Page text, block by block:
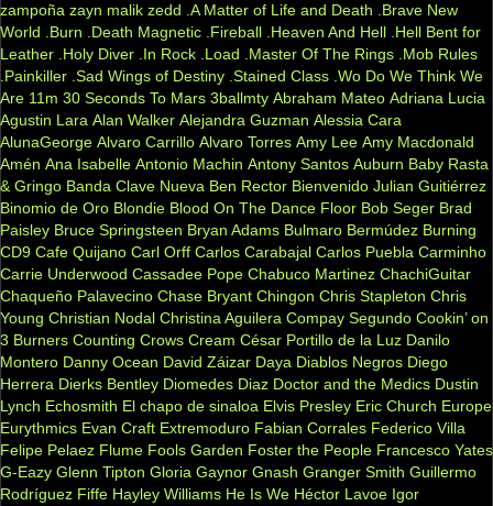
zampoña zayn malik zedd .A Matter of Life and Death
.Brave New
World
.Burn .Death Magnetic .Fireball .Heaven And Hell .Hell Bent for
Leather .Holy Diver .In Rock .Load .Master Of The Rings .Mob Rules
.Painkiller .Sad Wings of Destiny .Stained Class .Wo Do We Think We
Are 11m 30 Seconds To Mars 3ballmty Abraham Mateo Adriana Lucia
Agustin Lara Alan Walker Alejandra Guzman Alessia Cara
AlunaGeorge Alvaro Carrillo Alvaro Torres Amy Lee Amy Macdonald
Amén Ana Isabelle Antonio Machin Antony Santos Auburn Baby Rasta
& Gringo Banda Clave Nueva Ben Rector Bienvenido Julian Guitiérrez
Binomio de Oro Blondie Blood On The Dance Floor Bob Seger Brad
Paisley Bruce Springsteen Bryan Adams Bulmaro Bermúdez Burning
CD9 Cafe Quijano Carl Orff Carlos Carabajal Carlos Puebla Carminho
Carrie Underwood Cassadee Pope Chabuco Martinez ChachiGuitar
Chaqueño Palavecino Chase Bryant Chingon Chris Stapleton Chris
Young Christian Nodal Christina Aguilera Compay Segundo Cookin’ on
3 Burners Counting Crows Cream César Portillo de la Luz Danilo
Montero Danny Ocean David Záizar Daya Diablos Negros Diego
Herrera Dierks Bentley Diomedes Diaz Doctor and the Medics Dustin
Lynch Echosmith El chapo de sinaloa Elvis Presley Eric Church Europe
Eurythmics Evan Craft Extremoduro Fabian Corrales Federico Villa
Felipe Pelaez Flume Fools Garden Foster the People Francesco Yates
G-Eazy Glenn Tipton Gloria Gaynor Gnash Granger Smith Guillermo
Rodríguez Fiffe Hayley Williams He Is We Héctor Lavoe Igor